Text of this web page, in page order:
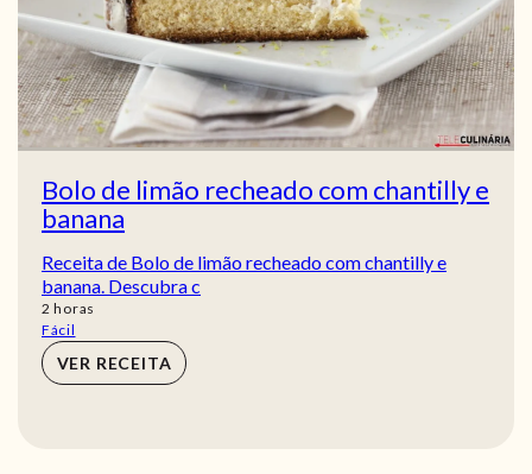
Bolo de limão recheado com chantilly e
banana
Receita de Bolo de limão recheado com chantilly e
banana. Descubra c
2 horas
horas
Fácil
VER RECEITA